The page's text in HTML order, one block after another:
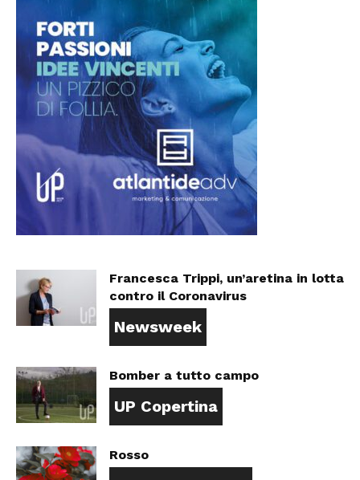
Francesca Trippi, un’aretina in lotta
contro il Coronavirus
Newsweek
Bomber a tutto campo
UP Copertina
Rosso